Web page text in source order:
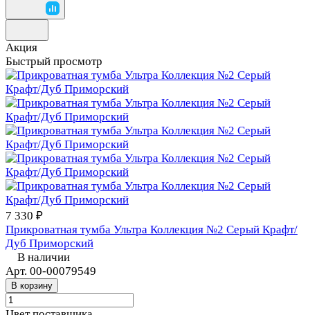
Акция
Быстрый просмотр
7 330 ₽
Прикроватная тумба Ультра Коллекция №2 Серый Крафт/
Дуб Приморский
В наличии
Арт. 00-00079549
В корзину